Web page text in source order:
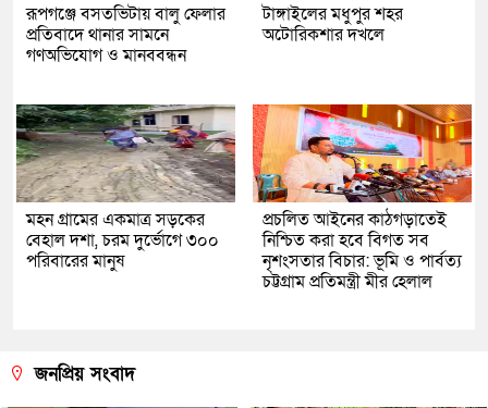
রূপগঞ্জে বসতভিটায় বালু ফেলার
প্রতিবাদে থানার সামনে
গণঅভিযোগ ও মানববন্ধন
টাঙ্গাইলের মধুপুর শহর
অটোরিকশার দখলে
মহন গ্রামের একমাত্র সড়কের
বেহাল দশা, চরম দুর্ভোগে ৩০০
পরিবারের মানুষ
প্রচলিত আইনের কাঠগড়াতেই
নিশ্চিত করা হবে বিগত সব
নৃশংসতার বিচার: ভূমি ও পার্বত্য
চট্টগ্রাম প্রতিমন্ত্রী মীর হেলাল
জনপ্রিয় সংবাদ